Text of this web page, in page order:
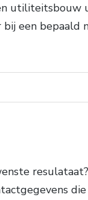
utiliteitsbouw
een bepaald